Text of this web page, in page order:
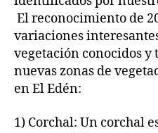
El reconocimiento de
variaciones
vegetación conocidos
nuevas zonas de
en El Edén:
1) Corchal: Un corchal